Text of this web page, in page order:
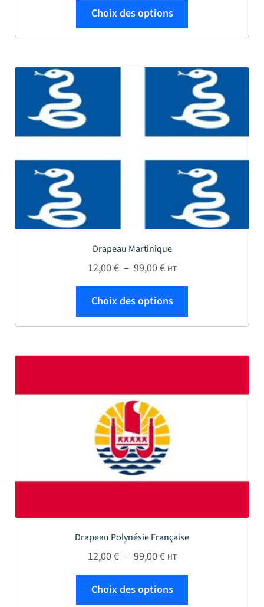
Choix des options
Drapeau Martinique
12,00€ – 99,00€Plage de prix : 12,00 €
HT
Choix des options
Drapeau Polynésie Française
12,00€ – 99,00€Plage de prix : 12,00 €
HT
Choix des options